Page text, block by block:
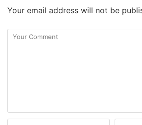
Your email address will not be